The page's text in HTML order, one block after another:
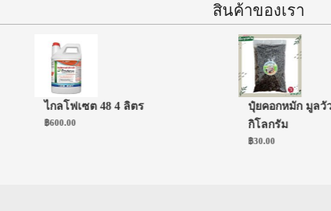
สินค้าของเรา
ไกลโฟเซต 48 4 ลิตร
600.00
ปุ๋ยคอกหมัก มูลวัว 1
กิโลกรัม
30.00